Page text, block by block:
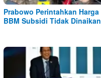
Prabowo Perintahkan Harga
BBM Subsidi Tidak Dinaikan